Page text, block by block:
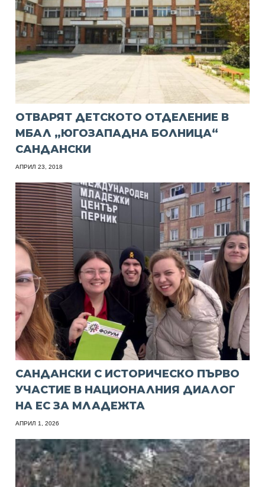
ОТВАРЯТ ДЕТСКОТО ОТДЕЛЕНИЕ В
МБАЛ „ЮГОЗАПАДНА БОЛНИЦА“
САНДАНСКИ
АПРИЛ 23, 2018
САНДАНСКИ С ИСТОРИЧЕСКО ПЪРВО
УЧАСТИЕ В НАЦИОНАЛНИЯ ДИАЛОГ
НА ЕС ЗА МЛАДЕЖТА
АПРИЛ 1, 2026